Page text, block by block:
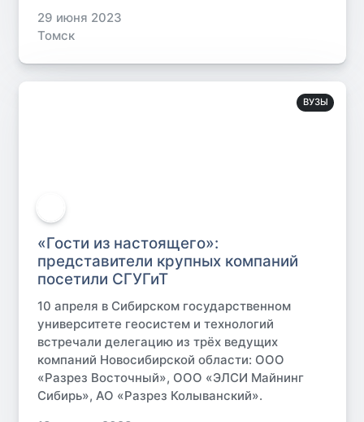
29 июня 2023
Томск
ВУЗЫ
«Гости из настоящего»:
представители крупных компаний
посетили СГУГиТ
10 апреля в Сибирском государственном
университете геосистем и технологий
встречали делегацию из трёх ведущих
компаний Новосибирской области: ООО
«Разрез Восточный», ООО «ЭЛСИ Майнинг
Сибирь», АО «Разрез Колыванский».